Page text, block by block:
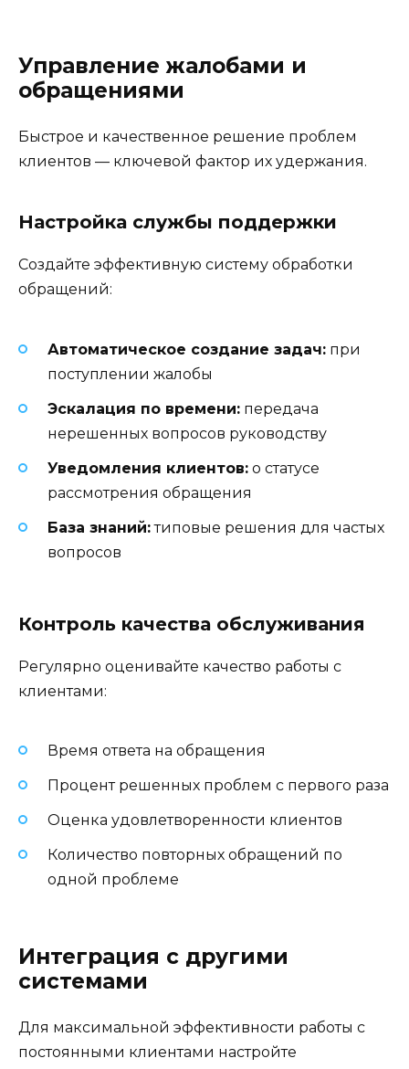
Управление жалобами и
обращениями
Быстрое и качественное решение проблем
клиентов — ключевой фактор их удержания.
Настройка службы поддержки
Создайте эффективную систему обработки
обращений:
Автоматическое создание задач: при
поступлении жалобы
Эскалация по времени: передача
нерешенных вопросов руководству
Уведомления клиентов: о статусе
рассмотрения обращения
База знаний:типовые решения для частых
вопросов
Контроль качества обслуживания
Регулярно оценивайте качество работы с
клиентами:
Время ответа на обращения
Процент решенных проблем с первого раза
Оценка удовлетворенности клиентов
Количество повторных обращений по
одной проблеме
Интеграция с другими
системами
Для максимальной эффективности работы с
постоянными клиентами настройте